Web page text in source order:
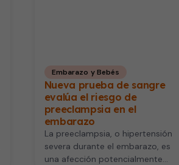
Embarazo y Bebés
Nueva prueba de sangre
evalúa el riesgo de
preeclampsia en el
embarazo
La preeclampsia, o hipertensión
severa durante el embarazo, es
una afección potencialmente